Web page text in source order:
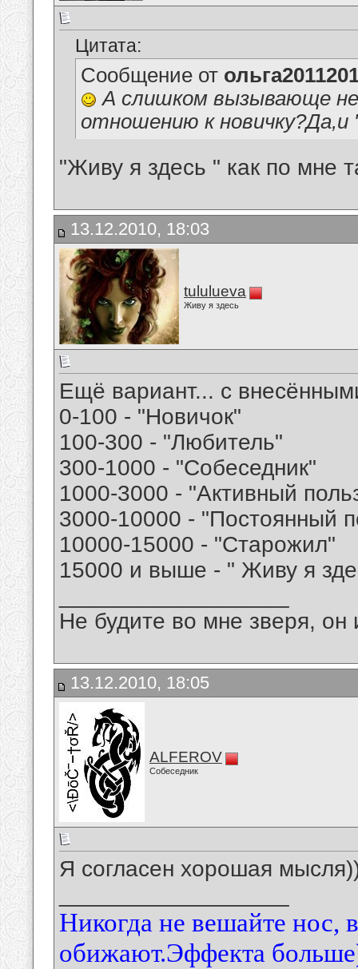
Цитата:
Сообщение от
А слишком вызывающе
отношению к новичку?Да,и
"Живу я здесь " как по мне
13.12.2010, 18:03
tululueva
Живу я здесь
Ещё вариант... с
0-100 - "Новичок"
100-300 - "Любитель"
300-1000 - "Собеседник"
1000-3000 - "Активный
3000-10000 - "Постоянный
10000-15000 - "Старожил"
15000 и выше - " Живу я
Не будите во мне зверя, он
13.12.2010, 18:05
ALFEROV
Собеседник
Я согласен хорошая
Никогда не вешайте нос,
обижают.Эффекта